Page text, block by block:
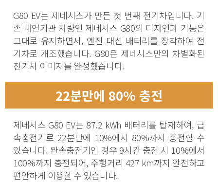
G80 EV는 제네시스가 만든 첫 번째 전기차입니다. 기
존 내연기관 차량인 제네시스 G80의 디자인과 기능은
그대로 유지하면서, 엔진 대신 배터리를 장착하여 전
기차로 개조했습니다. G80은 제네시스만의 차별화된
전기차 이미지를 완성했습니다.
22분만에 80% 충전
제네시스 G80 EV는 87.2 kWh 배터리를 탑재하여, 급
속충전기로 22분만에 10%에서 80%까지 충전할 수
있습니다. 완속충전기인 경우 9시간 충전 시 10%에서
100%까지 충전되어, 주행거리 427 km까지 안전하고
편안하게 이용할 수 있습니다.